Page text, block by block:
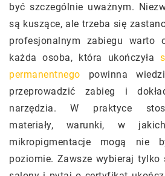
być szczególnie uważnym.
są kuszące, ale trzeba się
profesjonalnym zabiegu warto
każda osoba, która ukończyła
permanentnego powinna
przeprowadzić zabieg i
narzędzia. W praktyce
materiały, warunki, w
mikropigmentacje mogą nie
poziomie. Zawsze wybieraj tylko